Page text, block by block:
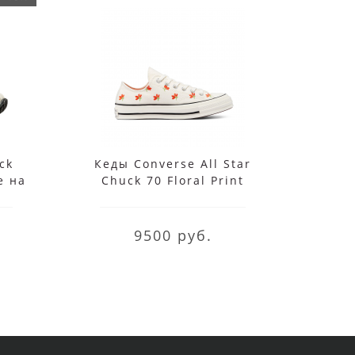
на
Кеды Converse All Star
Chuck 70 Floral Print
9500 руб.